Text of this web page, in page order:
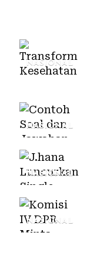
NASIONAL
NASIONAL
NASIONAL
NASIONAL